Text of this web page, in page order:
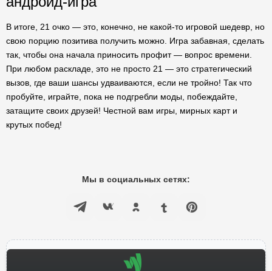
В итоге, 21 очко — это, конечно, не какой-то игровой шедевр, но
свою порцию позитива получить можно. Игра забавная, сделать
так, чтобы она начала приносить профит — вопрос времени.
При любом раскладе, это не просто 21 — это стратегический
вызов, где ваши шансы удваиваются, если не тройно! Так что
пробуйте, играйте, пока не подгребли моды, побеждайте,
затащите своих друзей! Честной вам игры, мирных карт и
крутых побед!
Мы в социальных сетях: